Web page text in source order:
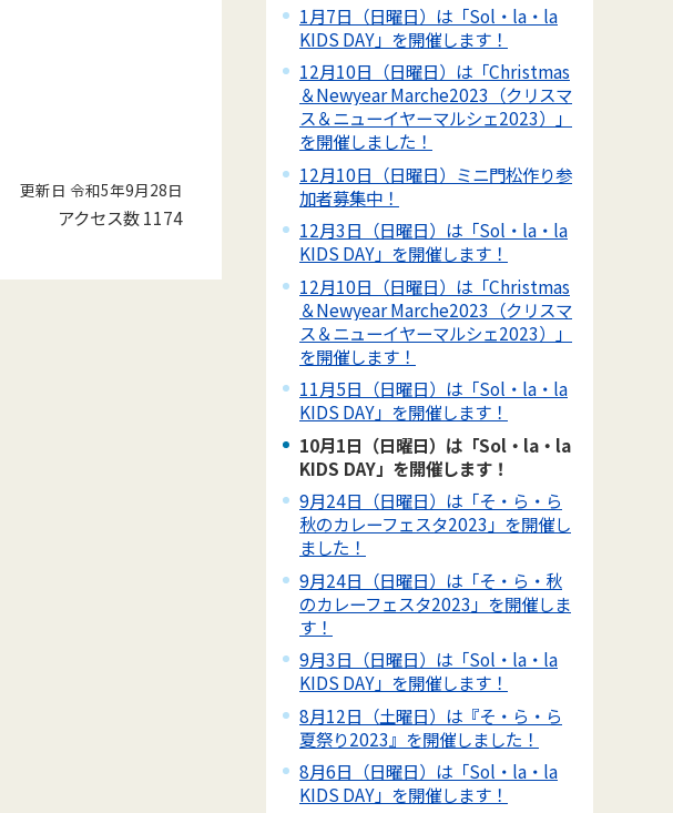
更新日 令和5年9月28日
アクセス数1174
1月7日（日曜日）は「Sol・la・la
KIDS DAY」を開催します！
12月10日（日曜日）は「Christmas
＆Newyear Marche2023（クリスマ
ス＆ニューイヤーマルシェ2023）」
を開催しました！
12月10日（日曜日）ミニ門松作り参
加者募集中！
12月3日（日曜日）は「Sol・la・la
KIDS DAY」を開催します！
12月10日（日曜日）は「Christmas
＆Newyear Marche2023（クリスマ
ス＆ニューイヤーマルシェ2023）」
を開催します！
11月5日（日曜日）は「Sol・la・la
KIDS DAY」を開催します！
10月1日（日曜日）は「Sol・la・la
KIDS DAY」を開催します！
9月24日（日曜日）は「そ・ら・ら
秋のカレーフェスタ2023」を開催し
ました！
9月24日（日曜日）は「そ・ら・秋
のカレーフェスタ2023」を開催しま
す！
9月3日（日曜日）は「Sol・la・la
KIDS DAY」を開催します！
8月12日（土曜日）は『そ・ら・ら
夏祭り2023』を開催しました！
8月6日（日曜日）は「Sol・la・la
KIDS DAY」を開催します！